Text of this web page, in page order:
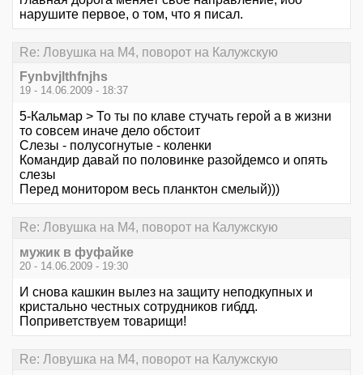
нарушите первое, о том, что я писал.
Re: Ловушка на М4, поворот на Калужскую
Fynbvjlthfnjhs
19 - 14.06.2009 - 18:37
5-Кальмар > То ты по клаве стучать герой а в жизни
то совсем иначе дело обстоит
Слезы - полусогнутые - коленки
Командир давай по половинке разойдемсо и опять
слезы
Перед монитором весь планктон смелый)))
Re: Ловушка на М4, поворот на Калужскую
мужик в фуфайке
20 - 14.06.2009 - 19:30
И снова кашкин вылез на защиту неподкупных и
кристально честных сотрудников гибдд.
Поприветствуем товарищи!
Re: Ловушка на М4, поворот на Калужскую